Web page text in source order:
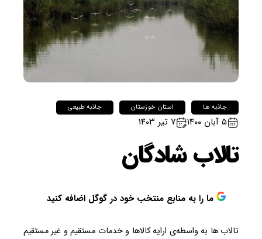
جاذبه ها استان خوزستان جاذبه طبیعی
۵ آبان ۱۴۰۰ ۷ تیر ۱۴۰۳
تالاب شادگان
ما را به منابع منتخب خود در گوگل اضافه کنید
تالاب ها به واسطه‌ی ارایه کالاها و خدمات مستقیم و غیر مستقیم